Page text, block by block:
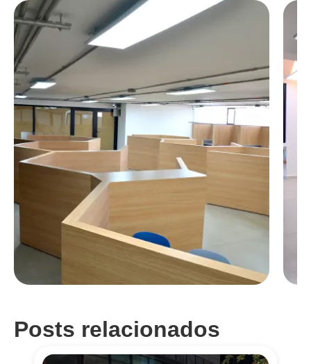
Posts relacionados